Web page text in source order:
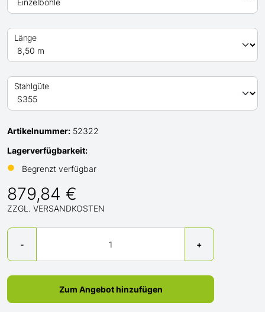
Länge
Stahlgüte
Artikelnummer: 52322
Lagerverfügbarkeit:
●
Begrenzt verfügbar
879,84 €
ZZGL. VERSANDKOSTEN
-
Menge
+
Zum Angebot hinzufügen